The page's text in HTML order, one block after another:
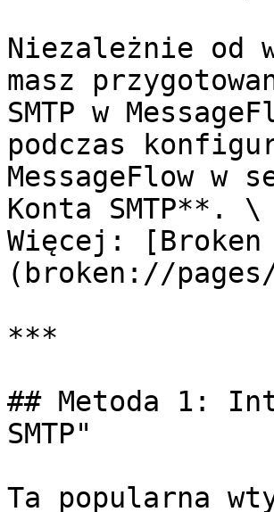
Niezależnie od
masz
SMTP w
podczas
MessageFlow
Konta SMTP**. \
Więcej: [Broken
(broken://pages/
***
## Metoda 1:
SMTP"
Ta popularna